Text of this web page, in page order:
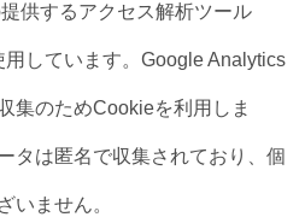
供するアクセス解析ツール
用しています。Google Analytics
集のためCookieを利用しま
タは匿名で収集されており、個
いません。